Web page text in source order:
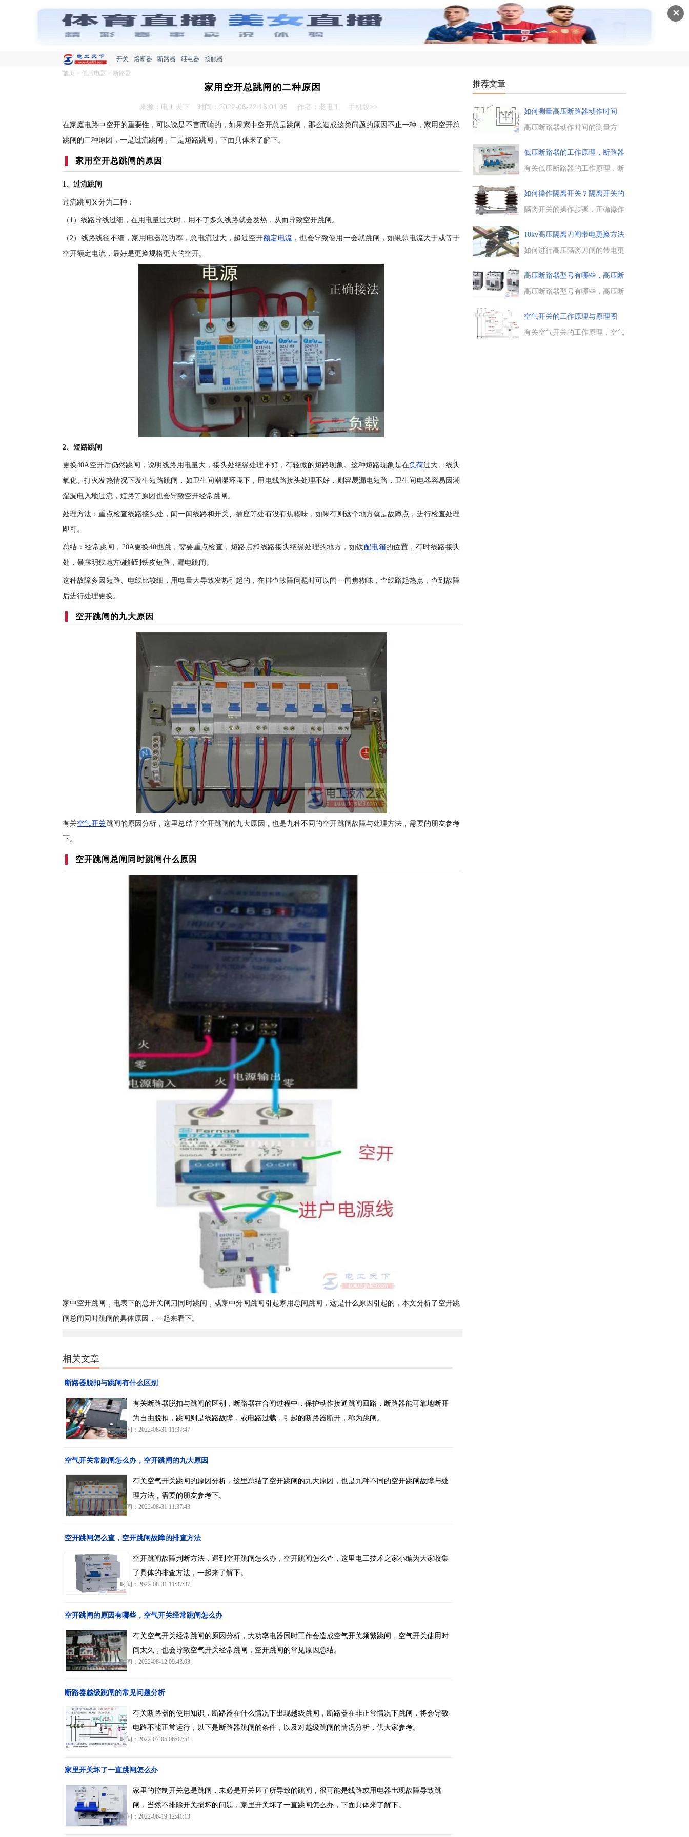
✕
开关 熔断器 断路器 继电器
接触器
首页 > 低压电器 > 断路器
家用空开总跳闸的二种原因
来源：电工天下 时间：2022-06-22 16:01:05 作者：老电工 手机版>>
在家庭电路中空开的重要性，可以说是不言而喻的，如果家中空开总是跳闸，那么造成这类问题的原因不止一种，家用空开总
跳闸的二种原因，一是过流跳闸，二是短路跳闸，下面具体来了解下。
家用空开总跳闸的原因
1、过流跳闸
过流跳闸又分为二种：
（1）线路导线过细，在用电量过大时，用不了多久线路就会发热，从而导致空开跳闸。
（2）线路线径不细，家用电器总功率，总电流过大，超过空开额定电流 ，也会导致使用一会就跳闸，如果总电流大于或等于
空开额定电流，最好是更换规格更大的空开。
2、短路跳闸
更换40A空开后仍然跳闸，说明线路用电量大，接头处绝缘处理不好，有轻微的短路现象。这种短路现象是在负荷过大、线头
氧化、打火发热情况下发生短路跳闸，如卫生间潮湿环境下，用电线路接头处理不好，则容易漏电短路，卫生间电器容易因潮
湿漏电入地过流，短路等原因也会导致空开经常跳闸。
处理方法：重点检查线路接头处，闻一闻线路和开关、插座等处有没有焦糊味，如果有则这个地方就是故障点，进行检查处理
即可。
总结：经常跳闸，20A更换40也跳，需要重点检查，短路点和线路接头绝缘处理的地方，如铁配电箱的位置，有时线路接头
处，暴露明线地方碰触到铁皮短路，漏电跳闸。
这种故障多因短路、电线比较细，用电量大导致发热引起的，在排查故障问题时可以闻一闻焦糊味，查线路起热点，查到故障
后进行处理更换。
空开跳闸的九大原因
有关空气开关跳闸的原因分析，这里总结了空开跳闸的九大原因，也是九种不同的空开跳闸故障与处理方法，需要的朋友参考
下。
空开跳闸总闸同时跳闸什么原因
家中空开跳闸，电表下的总开关闸刀同时跳闸，或家中分闸跳闸引起家用总闸跳闸，这是什么原因引起的，本文分析了空开跳
闸总闸同时跳闸的具体原因，一起来看下。
相关文章
断路器脱扣与跳闸有什么区别
有关断路器脱扣与跳闸的区别，断路器在合闸过程中，保护动作接通跳闸回路，断路器能可靠地断开
为自由脱扣，跳闸则是线路故障，或电路过载，引起的断路器断开，称为跳闸。
时间：2022-08-31 11:37:47
空气开关常跳闸怎么办，空开跳闸的九大原因
有关空气开关跳闸的原因分析，这里总结了空开跳闸的九大原因，也是九种不同的空开跳闸故障与处
理方法，需要的朋友参考下。
时间：2022-08-31 11:37:43
空开跳闸怎么查，空开跳闸故障的排查方法
空开跳闸故障判断方法，遇到空开跳闸怎么办，空开跳闸怎么查，这里电工技术之家小编为大家收集
了具体的排查方法，一起来了解下。
时间：2022-08-31 11:37:37
空开跳闸的原因有哪些，空气开关经常跳闸怎么办
有关空气开关经常跳闸的原因分析，大功率电器同时工作会造成空气开关频繁跳闸，空气开关使用时
间太久，也会导致空气开关经常跳闸，空开跳闸的常见原因总结。
时间：2022-08-12 09:43:03
断路器越级跳闸的常见问题分析
有关断路器的使用知识，断路器在什么情况下出现越级跳闸，断路器在非正常情况下跳闸，将会导致
电路不能正常运行，以下是断路器跳闸的条件，以及对越级跳闸的情况分析，供大家参考。
时间：2022-07-05 06:07:51
家里开关坏了一直跳闸怎么办
家里的控制开关总是跳闸，未必是开关坏了所导致的跳闸，很可能是线路或用电器岀现故障导致跳
闸，当然不排除开关损坏的问题，家里开关坏了一直跳闸怎么办，下面具体来了解下。
时间：2022-06-19 12:41:13
推荐文章
如何测量高压断路器动作时间
高压断路器动作时间的测量方
测量方法，断路器分、合闸时间
测量原理接线图，三相同步差的
测量方法，以及使用专门断路器
低压断路器的工作原理，断路器
脱扣
有关低压断路器的工作原理，断
路器的主触点是靠手动操作或电
动合闸的，主触点闭合后，自由
脱扣机构将主触点锁在合闸位置
如何操作隔离开关？隔离开关的
操作
隔离开关的操作步骤，正确操作
骤，包括隔离开关与断路器、接
地开关配合使用问题，隔离开关
合闸与分闸的要求等。...
10kv高压隔离刀闸带电更换方法
(
如何进行高压隔离刀闸的带电更
10kv高压隔离刀闸带电更换的方
法，在施工之前，先在变电站退
出该组线路的自动重合闸装
高压断路器型号有哪些，高压断
路器
高压断路器型号有哪些，高压断
路器的型号含义，高压断路器全
部型号包括以下几部分：1)第一
个拼音文字代表断路器的种类，
空气开关的工作原理与原理图
有关空气开关的工作原理，空气